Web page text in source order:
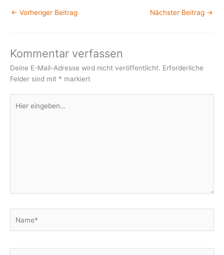
← Vorheriger Beitrag Nächster Beitrag →
Kommentar verfassen
Deine E-Mail-Adresse wird nicht veröffentlicht. Erforderliche
Felder sind mit * markiert
eingeben…